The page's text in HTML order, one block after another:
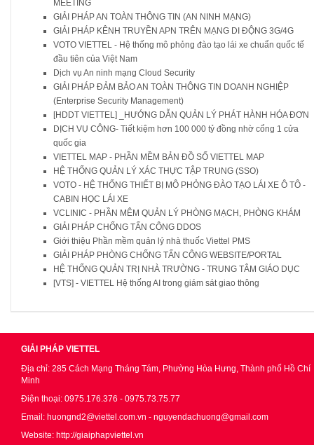
MEETING
GIẢI PHÁP AN TOÀN THÔNG TIN (AN NINH MẠNG)
GIẢI PHÁP KÊNH TRUYỀN APN TRÊN MẠNG DI ĐỘNG 3G/4G
VOTO VIETTEL - Hệ thống mô phỏng đào tạo lái xe chuẩn quốc tế
đầu tiên của Việt Nam
Dịch vụ An ninh mạng Cloud Security
GIẢI PHÁP ĐẢM BẢO AN TOÀN THÔNG TIN DOANH NGHIỆP
(Enterprise Security Management)
[HDDT VIETTEL] _HƯỚNG DẪN QUẢN LÝ PHÁT HÀNH HÓA ĐƠN
DỊCH VỤ CÔNG- Tiết kiệm hơn 100 000 tỷ đồng nhờ cổng 1 cửa
quốc gia
VIETTEL MAP - PHẦN MỀM BẢN ĐỒ SỐ VIETTEL MAP
HỆ THỐNG QUẢN LÝ XÁC THỰC TẬP TRUNG (SSO)
VOTO - HỆ THỐNG THIẾT BỊ MÔ PHỎNG ĐÀO TẠO LÁI XE Ô TÔ -
CABIN HỌC LÁI XE
VCLINIC - PHẦN MÊM QUẢN LÝ PHÒNG MẠCH, PHÒNG KHÁM
GIẢI PHÁP CHỐNG TẤN CÔNG DDOS
Giới thiệu Phần mềm quản lý nhà thuốc Viettel PMS
GIẢI PHÁP PHÒNG CHỐNG TẤN CÔNG WEBSITE/PORTAL
HỆ THỐNG QUẢN TRỊ NHÀ TRƯỜNG - TRUNG TÂM GIÁO DỤC
[VTS] - VIETTEL Hệ thống AI trong giám sát giao thông
GIẢI PHÁP VIETTEL
Địa chỉ: 285 Cách Mạng Tháng Tám, Phường Hòa Hưng, Thành phố Hồ Chí
Minh
Điện thoại: 0975.176.376 - 0975.73.75.77
Email: huongnd2@viettel.com.vn - nguyendachuong@gmail.com
Website: http://giaiphapviettel.vn